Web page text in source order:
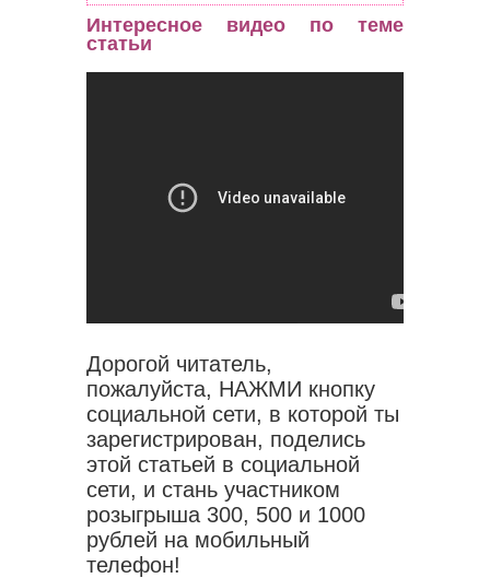
Интересное видео по теме
статьи
Дорогой читатель,
пожалуйста, НАЖМИ кнопку
социальной сети, в которой ты
зарегистрирован, поделись
этой статьей в социальной
сети, и стань участником
розыгрыша 300, 500 и 1000
рублей на мобильный
телефон!